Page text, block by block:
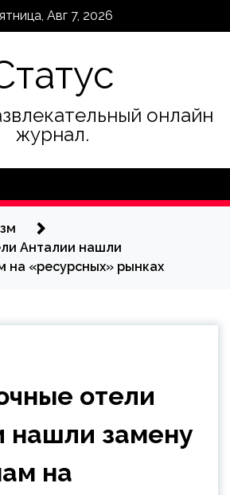
Авг 7, 2026
онлайн
журнал.
Анталии нашли
на «ресурсных» рынках
отели
нашли замену
на